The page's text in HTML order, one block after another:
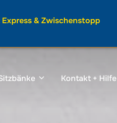
Express & Zwischenstopp
Kontakt + Hilfe